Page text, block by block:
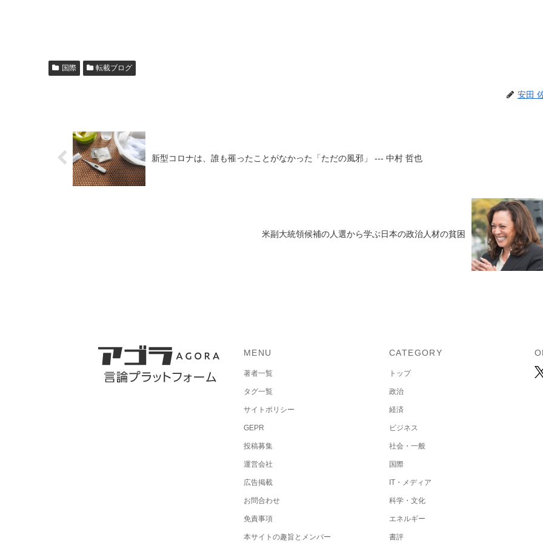
国際 転載ブログ
安田
新型コロナは、誰も罹ったことがなかった「ただの風邪」 --- 中村 哲也
米副大統領候補の人選から学ぶ日本の政治人材の貧困
MENU
著者一覧
タグ一覧
サイトポリシー
GEPR
投稿募集
運営会社
広告掲載
お問合わせ
免責事項
本サイトの趣旨とメンバー
CATEGORY
トップ
政治
経済
ビジネス
社会・一般
国際
IT・メディア
科学・文化
エネルギー
書評